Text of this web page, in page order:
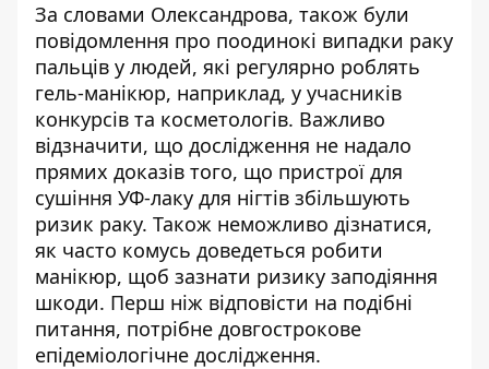
За словами Олександрова, також були
повідомлення про поодинокі випадки раку
пальців у людей, які регулярно роблять
гель-манікюр, наприклад, у учасників
конкурсів та косметологів. Важливо
відзначити, що дослідження не надало
прямих доказів того, що пристрої для
сушіння УФ-лаку для нігтів збільшують
ризик раку. Також неможливо дізнатися,
як часто комусь доведеться робити
манікюр, щоб зазнати ризику заподіяння
шкоди. Перш ніж відповісти на подібні
питання, потрібне довгострокове
епідеміологічне дослідження.